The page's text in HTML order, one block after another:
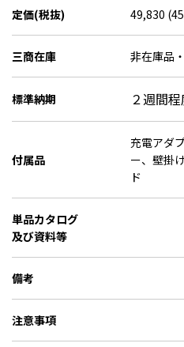
定価(税抜) 49,830
三商在庫 非在庫品
標準納期 ２週間程
付属品
充電アダ
ー、壁掛
ド
単品カタログ
及び資料等
備考
注意事項